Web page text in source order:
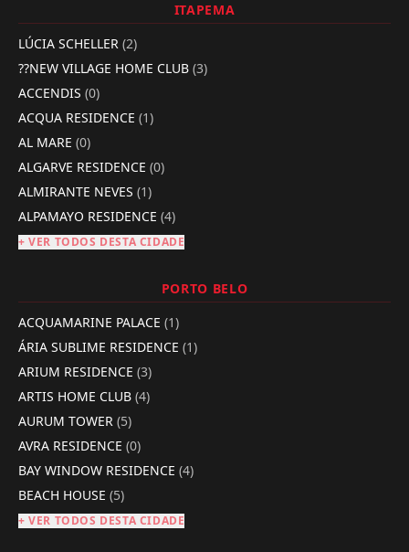
ITAPEMA
LÚCIA SCHELLER (2)
??NEW VILLAGE HOME CLUB (3)
ACCENDIS (0)
ACQUA RESIDENCE (1)
AL MARE (0)
ALGARVE RESIDENCE (0)
ALMIRANTE NEVES (1)
ALPAMAYO RESIDENCE (4)
+ VER TODOS DESTA CIDADE
PORTO BELO
ACQUAMARINE PALACE (1)
ÁRIA SUBLIME RESIDENCE (1)
ARIUM RESIDENCE (3)
ARTIS HOME CLUB (4)
AURUM TOWER (5)
AVRA RESIDENCE (0)
BAY WINDOW RESIDENCE (4)
BEACH HOUSE (5)
+ VER TODOS DESTA CIDADE